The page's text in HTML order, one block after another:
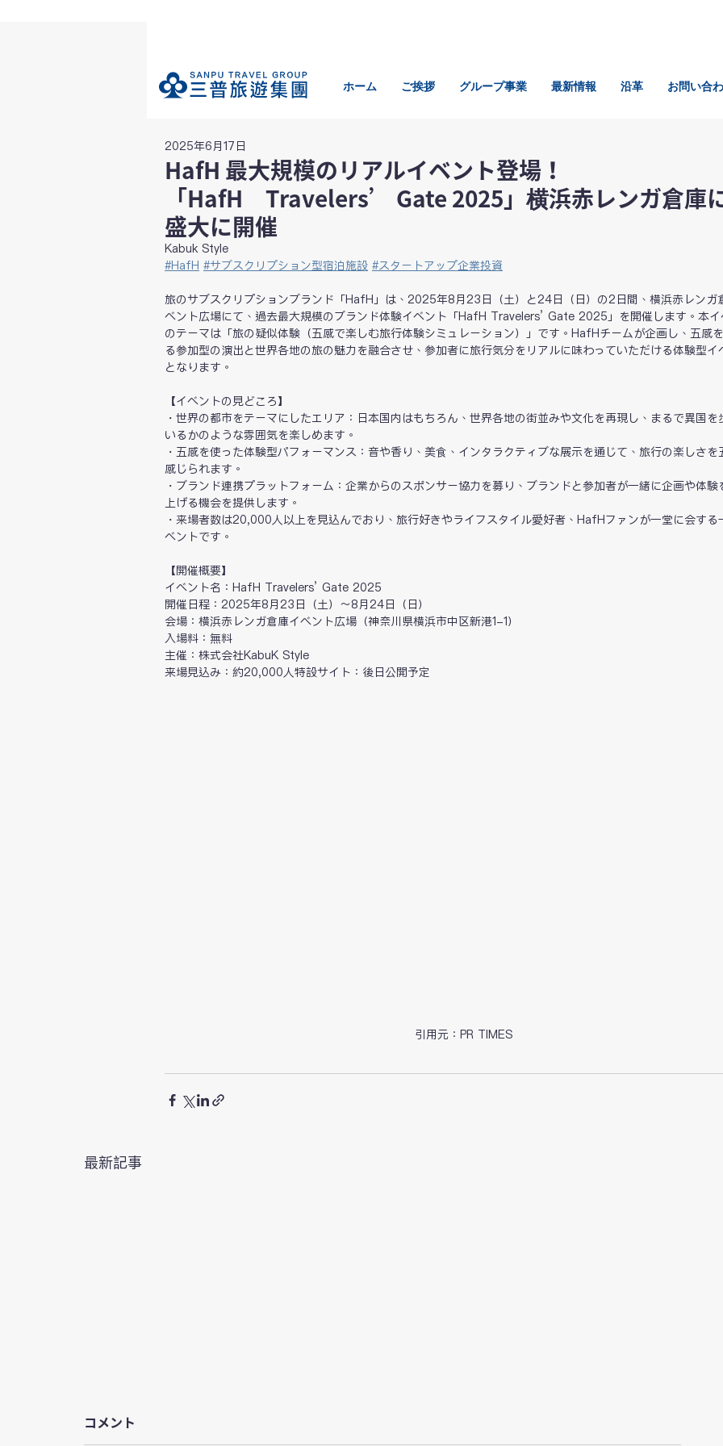
ホーム ご挨拶 グループ事業 最新情報 沿革 お問い合
HafH 最大規模のリアルイベント登場！
「HafH Travelers’ Gate 2025」横浜赤レンガ倉庫
盛大に開催
2025年6月17日
Kabuk Style
#HafH #サブスクリプション型宿泊施設 #スタートアップ企業投資
旅のサブスクリプションブランド「HafH」は、2025年8月23日（土）と24日（日）の2日間、横浜赤レンガ
ベント広場にて、過去最大規模のブランド体験イベント「HafH Travelers’ Gate 2025」を開催します。本イ
のテーマは「旅の疑似体験（五感で楽しむ旅行体験シミュレーション）」です。HafHチームが企画し、五感
る参加型の演出と世界各地の旅の魅力を融合させ、参加者に旅行気分をリアルに味わっていただける体験型イ
となります。
【イベントの見どころ】
・世界の都市をテーマにしたエリア：日本国内はもちろん、世界各地の街並みや文化を再現し、まるで異国を
いるかのような雰囲気を楽しめます。
・五感を使った体験型パフォーマンス：音や香り、美食、インタラクティブな展示を通じて、旅行の楽しさを
感じられます。
・ブランド連携プラットフォーム：企業からのスポンサー協力を募り、ブランドと参加者が一緒に企画や体験
上げる機会を提供します。
・来場者数は20,000人以上を見込んでおり、旅行好きやライフスタイル愛好者、HafHファンが一堂に会する
ベントです。
【開催概要】
イベント名：HafH Travelers’ Gate 2025
開催日程：2025年8月23日（土）～8月24日（日）
会場：横浜赤レンガ倉庫イベント広場（神奈川県横浜市中区新港1-1）
入場料：無料
主催：株式会社KabuK Style
来場見込み：約20,000人特設サイト：後日公開予定
引用元：PR TIMES
最新記事
コメント